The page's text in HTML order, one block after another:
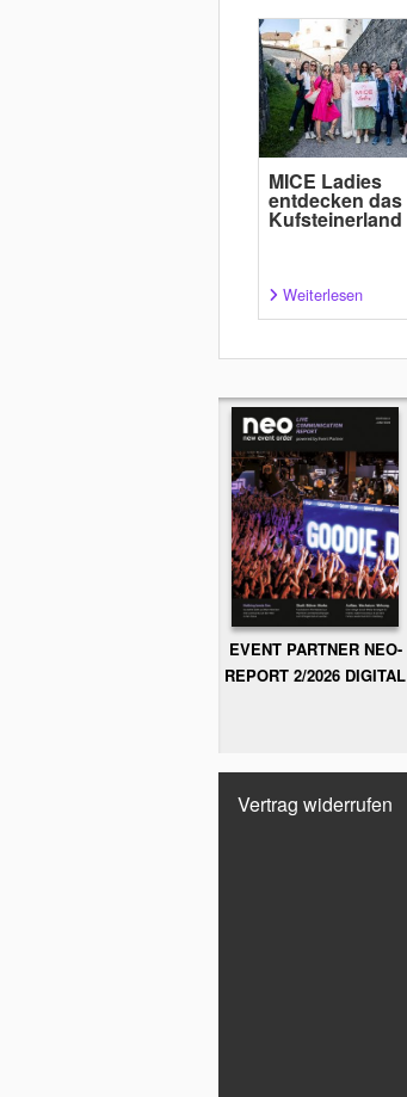
MICE Ladies
entdecken das
Kufsteinerland
Weiterlesen
EVENT PARTNER NEO-
REPORT 2/2026 DIGITAL
Vertrag widerrufen